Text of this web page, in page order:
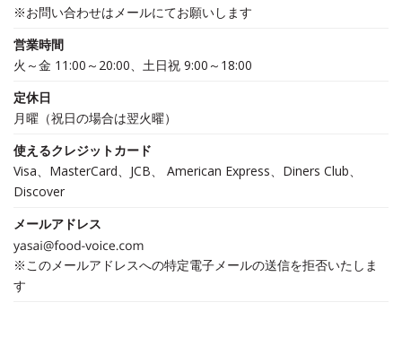
※お問い合わせはメールにてお願いします
営業時間
火～金 11:00～20:00、土日祝 9:00～18:00
定休日
月曜（祝日の場合は翌火曜）
使えるクレジットカード
Visa、MasterCard、JCB、 American Express、Diners Club、
Discover
メールアドレス
※このメールアドレスへの特定電子メールの送信を拒否いたしま
す